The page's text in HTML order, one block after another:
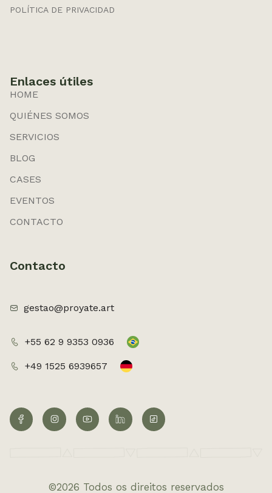
POLÍTICA DE PRIVACIDAD
Enlaces útiles
HOME
QUIÉNES SOMOS
SERVICIOS
BLOG
CASES
EVENTOS
CONTACTO
Contacto
gestao@proyate.art
+55 62 9 9353 0936
+49 1525 6939657
©2026 Todos os direitos reservados